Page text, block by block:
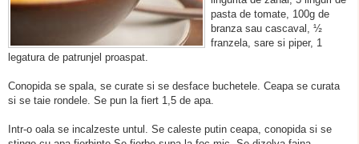
pasta de tomate, 100g de
branza sau cascaval, ½
franzela, sare si piper, 1
legatura de patrunjel proaspat.
Conopida se spala, se curate si se desface buchetele. Ceapa se curata
si se taie rondele. Se pun la fiert 1,5 de apa.
Intr-o oala se incalzeste untul. Se caleste putin ceapa, conopida si se